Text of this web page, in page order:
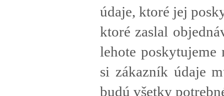
údaje, ktoré jej
ktoré zaslal
lehote
si zákazník údaje
budú všetky